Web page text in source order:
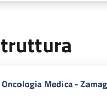
Oncologia Medica -